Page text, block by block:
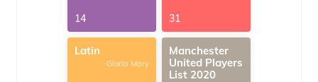
14 31
Latin
-Gloria Mary
Manchester
United Players
List 2020